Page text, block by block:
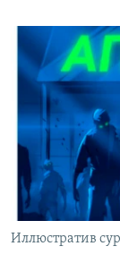
Иллюстратив